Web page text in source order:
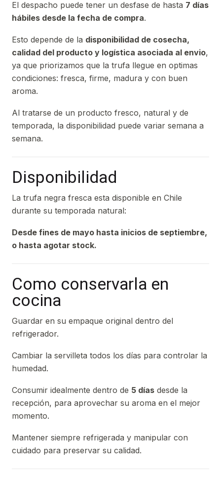
El despacho puede tener un desfase de hasta 7 días
hábiles desde la fecha de compra.
Esto depende de la disponibilidad de cosecha,
calidad del producto y logística asociada al envio,
ya que priorizamos que la trufa llegue en optimas
condiciones: fresca, firme, madura y con buen
aroma.
Al tratarse de un producto fresco, natural y de
temporada, la disponibilidad puede variar semana a
semana.
Disponibilidad
La trufa negra fresca esta disponible en Chile
durante su temporada natural:
Desde fines de mayo hasta inicios de septiembre,
o hasta agotar stock.
Como conservarla en
cocina
Guardar en su empaque original dentro del
refrigerador.
Cambiar la servilleta todos los días para controlar la
humedad.
Consumir idealmente dentro de 5 días desde la
recepción, para aprovechar su aroma en el mejor
momento.
Mantener siempre refrigerada y manipular con
cuidado para preservar su calidad.